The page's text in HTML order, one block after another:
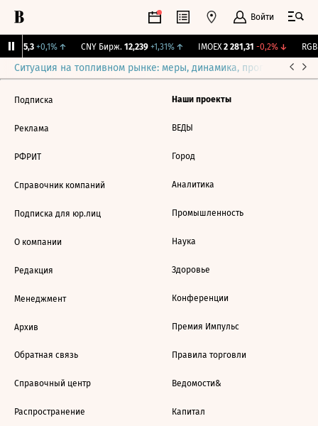
Войти
115,3 +0,1%↑ CNY Бирж. 12,239 +1,31%↑ IMOEX 2 281,31 -0,2%↓
Ситуация на топливном рынке: меры, динамика, прогнозы
Подписка
Реклама
РФРИТ
Справочник компаний
Подписка для юр.лиц
О компании
Редакция
Менеджмент
Архив
Обратная связь
Справочный центр
Распространение
Наши проекты
ВЕДЫ
Город
Аналитика
Промышленность
Наука
Здоровье
Конференции
Премия Импульс
Правила торговли
Ведомости&
Капитал